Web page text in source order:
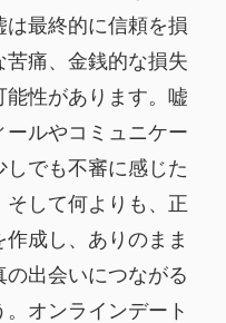
最終的に信頼を損
痛、金銭的な損失
能性があります。嘘
ールやコミュニケー
でも不審に感じた
そして何よりも、正
成し、ありのまま
出会いにつながる
オンラインデート